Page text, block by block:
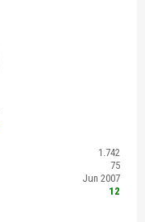
1.742
75
Jun 2007
12